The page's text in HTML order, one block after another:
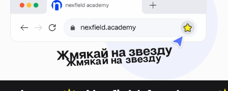
Жмякай на звезду